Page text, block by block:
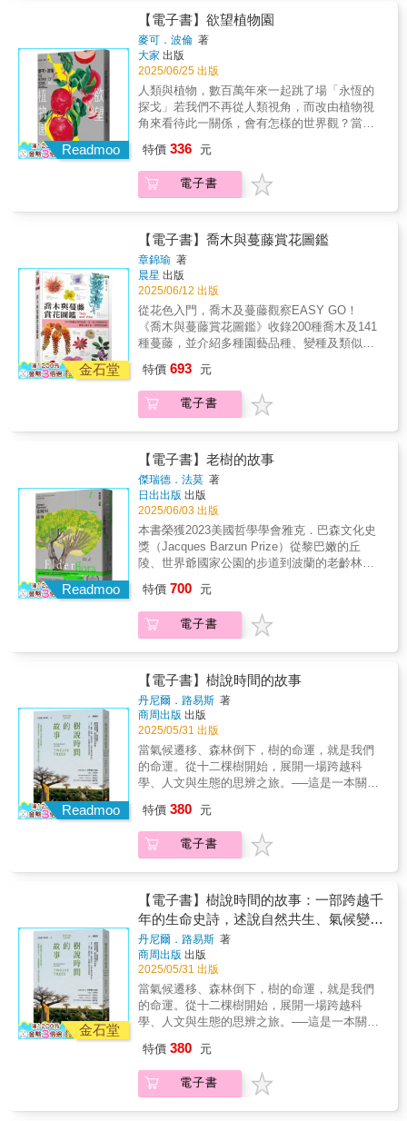
絲體」和「直接發育成植株」這2類。
題及後果，在熱帶雨林的壯闊美麗與豐富多樣
性永遠從地球上消失之前，停止這樣的毀滅。
【本書特色】◎作者研究經驗豐富，足跡遍及
各大洲，例證取材豐富、來源多元，個人經驗
更使其描述生動、引人入勝。◎知識廣博觀點
新穎，能滿足愛好大自然者理解雨林議題的求
知慾。雖為論述性科普書，忠實呈現雨林濕度
高、多蚊蚋疾病與交通不便等「綠色地獄」之
畫面，筆觸卻也溫暖詩意，所描繪的原始森林
「維護腳下的這一塊地，是我們每一個人的責
任，『plus one,plus you』，盡一己之力；相
信守護台灣的樹，不再只是鳳春老師對日本東
京大學教授的承諾，也可以是我們每一個人的
責任，因為我們要在這一塊土地上，和樹一樣
的代代相傳、永遠豐富與強韌。」——蔡惠卿
（SWAN培訓講師、中華民國自然生態保育協
典台灣「救樹」案例，自接案緣起、實地勘
查、病徵檢視、技術治療，甚或與案主間的討
論溝通，透過作者饒富感情的細膩書寫，詳實
缺口，並延伸出在地居民與老樹的情感依存。
★藉由實際案例，引導讀者反思對待樹木的方
式，從中學習基本、正確的照護觀念，讓「愛
樹」不只是情感的表達，更能轉化為真正守護
的力量。◎本書內容「救樹，從來不是單一的
『動作』，而是一場牽涉環境全貌的修復與對
話。從枝條的修剪、樹木生理、病蟲害的診
斷、菌類學、生態、農藥學、土壤學到外科手
術的運用，每一項環節都息息相關，缺一不
身；救治的不是樹本身，而是它所處的整個生
態。因此，樹木醫的工作，是一個全方位的整
合技術與經驗體系，更是一場與時間賽跑、與
與生命的敬意，才能真正踏上這條不回頭的
路，成為守護樹木的力量。」——詹鳳春樹木
不會喊痛、不會哀嚎，當人們驚覺異狀，往往
已是回天乏術。我們小心翼翼檢視每一處枯
損，只為尋找那一絲絲生命尚存的跡象⋯⋯阿
里山粉白嬌嫩的染井吉野櫻，褪下輕盈花姿，
竟罹患難纏「簇葉病」，於同種之間迅速擴
佇立一百五十年的老榕，長年成為除草劑下的
沉默犧牲者，讓雜草枯萎的藥劑，亦讓樹木逐
步走向死亡，老榕的根系被毒素一點一滴浸
材，期待引導根系生長，卻意外讓積水悶濕本
該蓬勃的根系，留下腐爛殘根，樹幹基部嚴重
腐朽，使得曾經芳香撲鼻的老桂花搖搖欲
墜⋯⋯台灣擁有得天獨厚的氣候，陽光和雨水
都不吝給予樹木生命的養分。樹木醫師詹鳳春
在無數危急的關鍵時刻，奮不顧身投入「救
樹」工作。她帶著知識、工具與堅毅，蹲下身
體傾聽每一棵樹的無聲呼救。針對不同樹種和
棲地環境，挖掘那些根腐葉枯之下，許多來自
忽，也可能是出於善意，但缺乏對正確知識的
認知，而做出不利樹木生長的決定。像是覆土
時施工的疏忽、排水未完善規畫，甚至治標不
治本地過度混用藥劑，養成植物生長的死土，
都將樹木推向瀕死邊緣，因而枝葉凋敝，錯過
黃金救援時機；一旦根系腐爛、斷裂，或被埋
入鬆散、缺氧的空洞土壤中，即便是再堅強的
樹種，也難逃衰弱與枯萎的命運⋯⋯「我希望
透過記錄一棵棵老樹的救治歷程，不僅呈現它
們如何被保留下來的過程，更想描繪人與樹之
間，那些看似無聲卻深刻動人的情感連結。每
一次的救治，既是技術的挑戰，更是一場場關
「搶救老樹」現場，除了深刻記錄一段段驚險
過程，為大眾刻板觀念除錯，同時也將在地居
民、生活文化和這些老樹共同依存的情感，生
絆；她守住的不只是老樹，更是我們對這片土
地的連結與承諾。鈴木和夫（東京大學名譽教
授）跨海祝福！蔡惠卿（中華民國自然生態保
育協會前祕書長）專文作序張岱（農業部林業
及自然保育署副署長）張光正（中原大學董事
長）陳聖義（農業部農田水利署七星管理處處
長）曾寶儀（主持人）吳志靖（社團法人嘉義
縣阿里山生態旅遊協會理事長）劉淑惠（社團
法人嘉義縣阿里山生態旅遊協會常務理事）
木醫療最前線的著作，實在令人欽佩，謹此致
上誠摯的祝賀。身為台灣唯一的女性樹木醫，
您將自己多年來在台灣推動樹木與巨樹保全的
經驗彙整成書，成就了這部極具價值的作
品。」——鈴木和夫（東京大學名譽教授）
「維護腳下的這一塊地，是我們每一個人的責
任，『plus one,plus you』，盡一己之力；相
信守護台灣的樹，不再只是鳳春老師對日本東
京大學教授的承諾，也可以是我們每一個人的
責任，因為我們要在這一塊土地上，和樹一樣
的代代相傳、永遠豐富與強韌。」——蔡惠卿
（SWAN培訓講師、中華民國自然生態保育協
會前祕書長）◎本書特色★本書透過十四章經
典台灣「救樹」案例，自接案緣起、實地勘
查、病徵檢視、技術治療，甚或與案主間的討
並行，點出多數人對植樹、護樹的盲點和認知
缺口，並延伸出在地居民與老樹的情感依存。
★藉由實際案例，引導讀者反思對待樹木的方
式，從中學習基本、正確的照護觀念，讓「愛
樹」不只是情感的表達，更能轉化為真正守護
的力量。◎本書內容「救樹，從來不是單一的
『動作』，而是一場牽涉環境全貌的修復與對
話。從枝條的修剪、樹木生理、病蟲害的診
斷、菌類學、生態、農藥學、土壤學到外科手
可。一棵老樹的存活與否，往往牽一髮動全
身；救治的不是樹本身，而是它所處的整個生
態。因此，樹木醫的工作，是一個全方位的整
合技術與經驗體系，更是一場與時間賽跑、與
自然對話的長期旅程。唯有心中懷抱著對土地
與生命的敬意，才能真正踏上這條不回頭的
路，成為守護樹木的力量。」——詹鳳春樹木
不會喊痛、不會哀嚎，當人們驚覺異狀，往往
已是回天乏術。我們小心翼翼檢視每一處枯
損，只為尋找那一絲絲生命尚存的跡象⋯⋯阿
里山粉白嬌嫩的染井吉野櫻，褪下輕盈花姿，
竟罹患難纏「簇葉病」，於同種之間迅速擴
散，扭曲形貌似是病入膏肓的呼救⋯⋯在柳營
佇立一百五十年的老榕，長年成為除草劑下的
沉默犧牲者，讓雜草枯萎的藥劑，亦讓樹木逐
逐漸傾圮⋯⋯慈湖老桂花周圍，本精心埋設資
材，期待引導根系生長，卻意外讓積水悶濕本
該蓬勃的根系，留下腐爛殘根，樹幹基部嚴重
腐朽，使得曾經芳香撲鼻的老桂花搖搖欲
墜⋯⋯台灣擁有得天獨厚的氣候，陽光和雨水
都不吝給予樹木生命的養分。樹木醫師詹鳳春
在無數危急的關鍵時刻，奮不顧身投入「救
樹」工作。她帶著知識、工具與堅毅，蹲下身
體傾聽每一棵樹的無聲呼救。針對不同樹種和
棲地環境，挖掘那些根腐葉枯之下，許多來自
忽，也可能是出於善意，但缺乏對正確知識的
認知，而做出不利樹木生長的決定。像是覆土
時施工的疏忽、排水未完善規畫，甚至治標不
Readmoo
【電子書】欲望植物園
麥可．波倫 著
大家 出版
2025/06/25 出版
人類與植物，數百萬年來一起跳了場「永恆的
探戈」若我們不再從人類視角，而改由植物視
角來看待此一關係，會有怎樣的世界觀？當你
鬱金香時，有沒有想過，或許真正「作主」的
其實不是你？《欲望植物園》開展的探險，就
是起自這樣一個顛覆性的自問：人類在花園裡
「以人為欲望主體」的傳統：人擇固然影響了
植物，但植物也巧妙地利用我們的欲望，讓人
類幫自己傳播基因、繁衍擴張，並於最終重塑
了人類的文化與環境。人類和植物之間的共生
關係既深刻又複雜……人和植物，其實是基於
欲望，互相重塑。這種互動關係，有時互相迎
合，有時互相毀滅。雙方在古希臘神話中兩位
神祇所代表的力量下反覆拉扯與平衡：阿波羅
象徵秩序、形式、控制與單一性，體現在整齊
則代表野性、混亂、可變性與迷醉，而讓生物
得以突破環境威脅的突變，正是其中最大的價
值。這兩股力量看似對立，但若少了其中一
方，豐美無匹的生命宇宙便無以為繼。而有四
種植物，體現了四種欲望，正昭示了這個複雜
的關係──【欲望：甜 植物：蘋果】人類對甘
甜與生存的原始欲望，促成了蘋果的馴化與傳
播。美國拓荒史上的奇人「強尼蘋果籽」帶著
一船船蘋果種籽深入原野，透過種子繁殖的育
苗法，無意中進行了一場巨大的演化實驗，大
幅度增加蘋果的基因多樣性。那股活力與清教
徒移民的自我認同貼合，使得蘋果不再只是水
果，更是寓言。然而，現代蘋果產業追求一致
性和簡單的甜味，縮減了蘋果的生命多樣性，
也讓蘋果樹更容易受到病蟲害威脅。失去多樣
性，成為推動鬱金香演化的主要力量。花朵原
本是為了吸引動物授粉而演化的媒介，但在人
類的介入下，意義和形態不斷重塑。十七世紀
的荷蘭「鬱金香狂熱」這場由花朵引發的非理
性金融投機狂潮，正是人類欲望失控的經典案
例。最令人稱奇的是，許多美麗的鬱金香花瓣
圖案，其實是病毒感染所致。從歷史事件和生
物角度，鬱金香都成了疾病反而創造出奇特之
美的悖論。【欲望：迷醉 植物：大麻】人類
性體驗的深層渴望。從腦神經科學的角度來理
解，大麻的作用機制或許就像《美麗新世界》
作者赫胥黎所說的「意識減壓閥」，暫時關閉
短期記憶，讓人們能夠更深刻、更細緻地體驗
當下。事實上，人類並非唯一使用精神活性誤
植去影響腦部作用的動物，若改變意識在自然
界並非禁忌，在人類社會中卻面臨嚴格的管制
和汙名化，此現象正反映出人類對大麻和精神
活性物質所代表的戴奧尼索斯式野性力量感到
強烈的焦慮與不安。【欲望：控制 植物：馬
鈴薯】人類對自然界的控制欲望，是成也蕭
何、敗也蕭何。以馬鈴薯種植為代表的工業化
此一欲望，馬鈴薯走下安地斯山脈來到世界各
處，養活了土地原本無法承受的人口數目，但
也是同樣的欲望，讓單作栽培引發了愛爾蘭慘
特價 336 元
電子書
金石堂
【電子書】喬木與蔓藤賞花圖鑑
章錦瑜 著
晨星 出版
2025/06/12 出版
從花色入門，喬木及蔓藤觀察EASY GO！
《喬木與蔓藤賞花圖鑑》收錄200種喬木及141
種蔓藤，並介紹多種園藝品種、變種及類似植
齊全，也是唯一完整收錄樹型、植株型態及花
果葉等特寫的喬木與蔓藤植物圖鑑。 ★3000張
圖片與解說，讓您輕鬆辨識植物 經由樹型、植
藤植物。 ★類似植物比較表，型態類似植物亦
能明確辨別 就外觀型態類似植物一一詳列其間
差異與辨識重點，據以確定植物名稱。 ★地圖
導航，直達植物觀察地點 掃描實景點位QR
Code，導航即能帶領您輕鬆到達該植物觀察地
點。 本書特色 1.最具口碑的東海大學景觀系章
錦瑜教授所撰寫，每個物種皆收錄最齊全的植
株，花果葉等辨識特寫照片。另附有相似種辨
識特徵重點表及對照圖片，讓讀者一眼即能辨
花圖鑑》，視為全新版本。本書不僅照片全部
換新，更增加植物物種，類似植物、變種和園
藝品種等，圖文全面更新修訂，細部特寫也大
臺灣唯一完整收錄花果葉等的景觀喬木及蔓藤
植物圖鑑。
特價 693 元
電子書
Readmoo
【電子書】老樹的故事
傑瑞德．法莫 著
日出出版 出版
2025/06/03 出版
本書榮獲2023美國哲學學會雅克．巴森文化史
獎（Jacques Barzun Prize）從黎巴嫩的丘
陵、世界爺國家公園的步道到波蘭的老齡林，
度，認識藍色星球上的古老前輩，從過往歷史
到今日面對的生態危機，為你娓娓道來，人類
與植物共同生存的過往紀錄與未來命運植物早
中神聖之象徵。人類崇敬、使用植物，在流傳
千年的神話或宗教經典中，皆可見其蹤影。即
使到了近代，我們仍然可從文學甚至大眾娛樂
範疇中看見神聖、被擬人化的樹木，例如托爾
金筆下中土世界最古老的生物樹人、宮崎駿動
畫《魔法公主》中的山獸神森林，或是《阿凡
達》中的靈魂之樹。環境歷史學家傑瑞德．法
莫探訪世界各地的長壽植物，為這些非凡生物
的過往做了最詳盡的紀錄。我們可認識到古老
開始發展之際，科學家及博物學家如何試圖計
算出地球及老樹的年齡，還有人類的發展如何
扼殺了森林、棲地與生態，再到當前威脅我們
也帶領讀者進一步思索時間與生存的深度意
義。「人類總是崇敬老樹。不過正如歷史學家
傑瑞德．法莫在《老樹的故事》中所說明的，
我們的崇敬在十八世紀時發生了現代的轉折，
博物學家致力於尋找地球上最古老的生物，期
盼精確地判定其年分。這項研究樹木時間的新
科學，推動了遊客造訪古老的樹木，也促使保
育人士保護神聖的樹林。然而，在對樹木崇敬
革命的進展，古老的原始森林逐漸消失。法莫
帶領我們從黎巴嫩到紐西蘭，再到加州，概述
了世界上最古老樹木的複雜歷史，其中也包含
特價 700 元
電子書
Readmoo
【電子書】樹說時間的故事
丹尼爾．路易斯 著
商周出版 出版
2025/05/31 出版
當氣候遷移、森林倒下，樹的命運，就是我們
的命運。從十二棵樹開始，展開一場跨越科
學、人文與生態的思辨之旅。──這是一本關於
2024年「最佳科學與自然書籍」★★《經濟學
人》2024年「最佳書籍」★★《史密森尼雜
誌》2024年「最佳科學書籍」★每一次抬頭看
的綠色見證者樹木看似靜默，卻承載了時間與
記憶，透過年輪和深埋地底的根系，低聲述說
著氣候變遷與人類歷史的痕跡。美國大盆地刺
果松已存活超過5000年，年輪層層記錄著數千
年的氣候變遷，彷彿地球古老的天然年曆；北
卡羅來納州濕地中的落羽松，屹立了超過2600
年，默默見證著美洲的興衰與轉變。生於遠古
的古叉葉樹，其樹脂化為琥珀，封存了千萬年
前的昆蟲與生態片段，為人類展示過去那個繁
盛鮮活的世界；而地中海的橄欖樹，其果實和
文化、信仰和世代情感中。樹木不只是森林的
見證者，也是地球時間的記錄者。它們與我們
一樣，有過遷徙、有過創傷、有過重生，也不
特價 380 元
電子書
金石堂
【電子書】樹說時間的故事：一部跨越千
年的生命史詩，述說自然共生、氣候變遷
與人類未來的啟示
丹尼爾．路易斯 著
商周出版 出版
2025/05/31 出版
當氣候遷移、森林倒下，樹的命運，就是我們
的命運。從十二棵樹開始，展開一場跨越科
學、人文與生態的思辨之旅。──這是一本關於
2024年「最佳科學與自然書籍」★★《經濟學
人》2024年「最佳書籍」★★《史密森尼雜
誌》2024年「最佳科學書籍」★每一次抬頭看
特價 380 元
電子書